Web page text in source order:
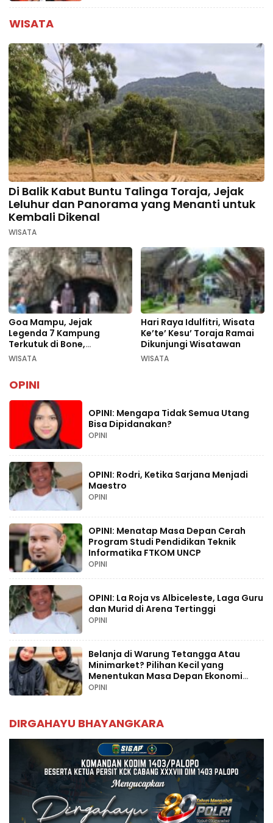
WISATA
Di Balik Kabut Buntu Talinga Toraja, Jejak
Leluhur dan Panorama yang Menanti untuk
Kembali Dikenal
WISATA
Goa Mampu, Jejak
Legenda 7 Kampung
Terkutuk di Bone,
Rekomendasi Liburan
WISATA
Hari Raya Idulfitri, Wisata
Ke’te’ Kesu’ Toraja Ramai
Dikunjungi Wisatawan
WISATA
OPINI
OPINI: Mengapa Tidak Semua Utang
Bisa Dipidanakan?
OPINI
OPINI: Rodri, Ketika Sarjana Menjadi
Maestro
OPINI
OPINI: Menatap Masa Depan Cerah
Program Studi Pendidikan Teknik
Informatika FTKOM UNCP
OPINI
OPINI: La Roja vs Albiceleste, Laga Guru
dan Murid di Arena Tertinggi
OPINI
Belanja di Warung Tetangga Atau
Minimarket? Pilihan Kecil yang
Menentukan Masa Depan Ekonomi
Palopo
OPINI
DIRGAHAYU BHAYANGKARA